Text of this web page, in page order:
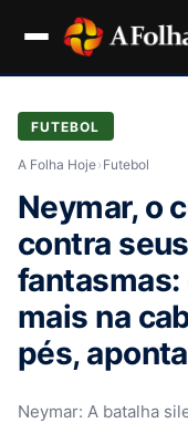
FUTEBOL
A Folha Hoje› Futebol
Neymar, o
contra
mais na
pés,
Neymar: A batalha